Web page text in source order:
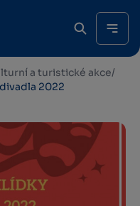
a turistické akce/
2022